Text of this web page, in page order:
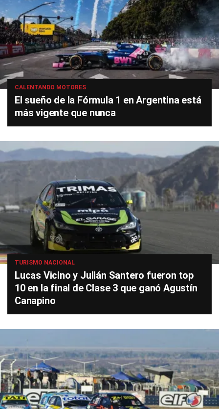
CALENTANDO MOTORES
El sueño de la Fórmula 1 en Argentina está
más vigente que nunca
TURISMO NACIONAL
Lucas Vicino y Julián Santero fueron top
10 en la final de Clase 3 que ganó Agustín
Canapino